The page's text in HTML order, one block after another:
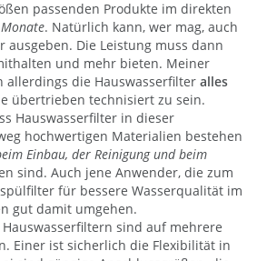
passenden Produkte im direkten
. Natürlich kann, wer mag, auch
ausgeben. Die Leistung muss dann
und mehr bieten. Meiner
allerdings die Hauswasserfilter alles
übertrieben technisiert zu sein.
Hauswasserfilter in dieser
hochwertigen Materialien bestehen
Einbau, der Reinigung und beim
sind. Auch jene Anwender, die zum
für bessere Wasserqualität im
gut damit umgehen.
Hauswasserfiltern sind auf mehrere
Einer ist sicherlich die Flexibilität in